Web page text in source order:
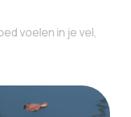
voelen in je vel,